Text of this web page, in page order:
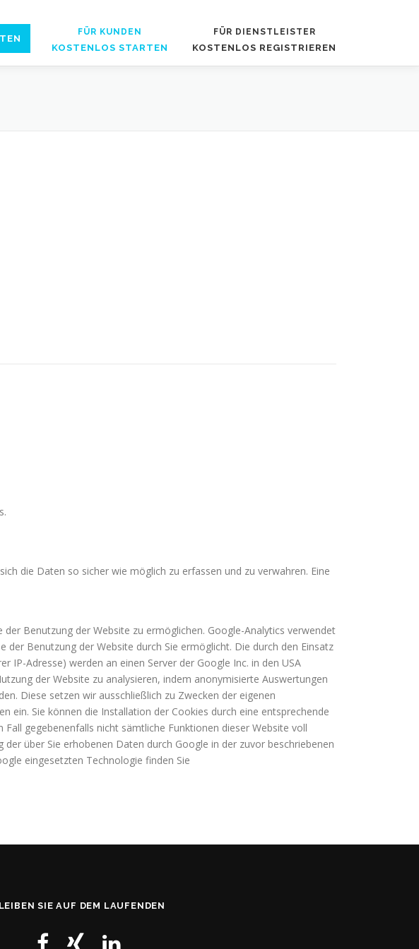
FÜR KUNDEN
KOSTENLOS STARTEN
FÜR DIENSTLEISTER
KOSTENLOS REGISTRIEREN
die Daten so sicher wie möglich zu erfassen und zu verwahren. Eine
Benutzung der Website zu ermöglichen. Google-Analytics verwendet
Benutzung der Website durch Sie ermöglicht. Die durch den Einsatz
Adresse) werden an einen Server der Google Inc. in den USA
der Website zu analysieren, indem anonymisierte Auswertungen
Diese setzen wir ausschließlich zu Zwecken der eigenen
ein. Sie können die Installation der Cookies durch eine entsprechende
gegebenenfalls nicht sämtliche Funktionen dieser Website voll
über Sie erhobenen Daten durch Google in der zuvor beschriebenen
eingesetzten Technologie finden Sie
SIE AUF DEM LAUFENDEN